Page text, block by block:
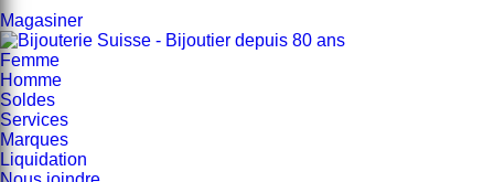
Magasiner
Femme
Homme
Soldes
Services
Marques
Liquidation